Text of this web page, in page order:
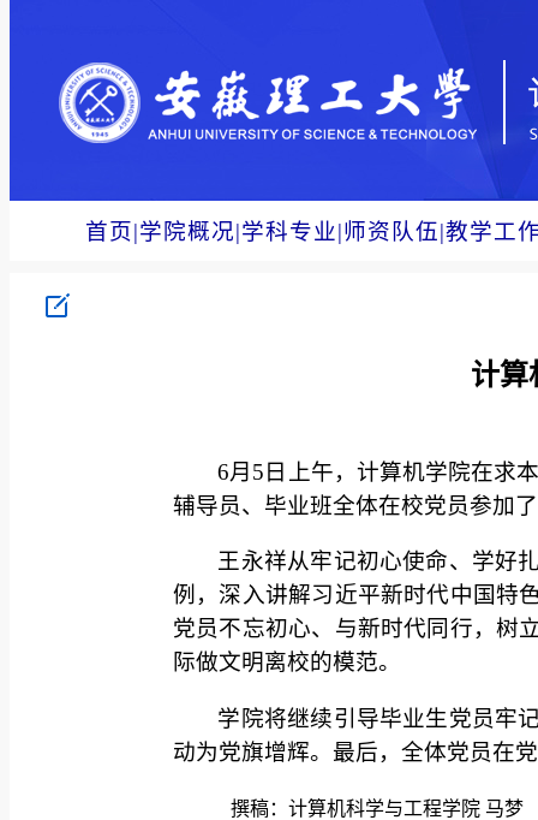
首页|学院概况|学科专业|师资队伍|教学工
计算
6月5日上午，计算机学院在求
辅导员、毕业班全体在校党员参加
王永祥从牢记初心使命、学好
例，深入讲解习近平新时代中国特
党员不忘初心、与新时代同行，树
际做文明离校的模范。
学院将继续引导毕业生党员牢
动为党旗增辉。最后，全体党员在
撰稿：计算机科学与工程学院 马梦